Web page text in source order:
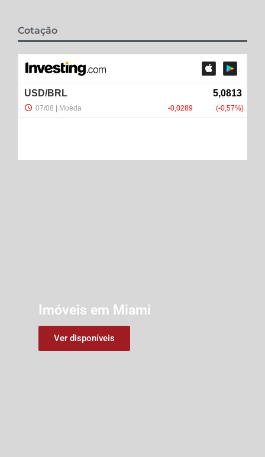
Cotação
Imóveis em Miami
Ver disponíveis